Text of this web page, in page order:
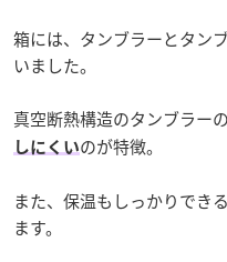
箱には、タンブラーとタン
いました。
真空断熱構造のタンブラーの
しにくいのが特徴。
また、保温もしっかりでき
ます。